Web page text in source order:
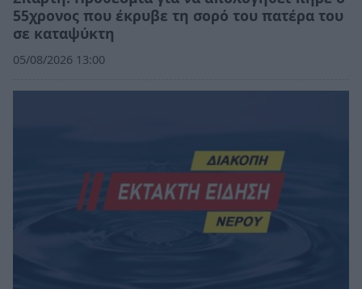
55χρονος που έκρυβε τη σορό του πατέρα του
σε καταψύκτη
05/08/2026 13:00